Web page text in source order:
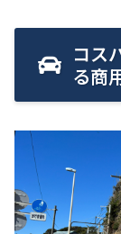
コス
る商